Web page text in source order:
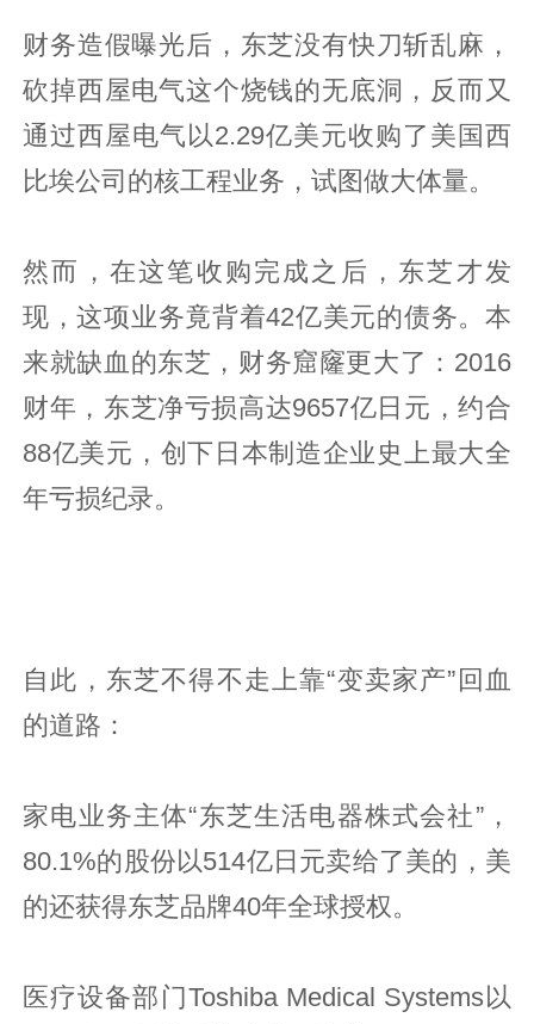
财务造假曝光后，东芝没有快刀斩乱麻，
砍掉西屋电气这个烧钱的无底洞，反而又
通过西屋电气以2.29亿美元收购了美国西
比埃公司的核工程业务，试图做大体量。
然而，在这笔收购完成之后，东芝才发
现，这项业务竟背着42亿美元的债务。本
来就缺血的东芝，财务窟窿更大了：2016
财年，东芝净亏损高达9657亿日元，约合
88亿美元，创下日本制造企业史上最大全
年亏损纪录。
自此，东芝不得不走上靠“变卖家产”回血
的道路：
家电业务主体“东芝生活电器株式会社”，
80.1%的股份以514亿日元卖给了美的，美
的还获得东芝品牌40年全球授权。
医疗设备部门Toshiba Medical Systems以